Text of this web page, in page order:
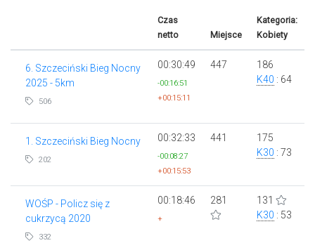
Czas
netto
Miejsce
Kategoria:
Kobiety
6. Szczeciński Bieg Nocny
2025 - 5km
506
00:30:49
-00:16:51
+00:15:11
447
186
K40 : 64
1. Szczeciński Bieg Nocny
202
00:32:33
-00:08:27
+00:15:53
441
175
K30 : 73
WOŚP - Policz się z
cukrzycą 2020
332
00:18:46
+
281
131
K30 : 53